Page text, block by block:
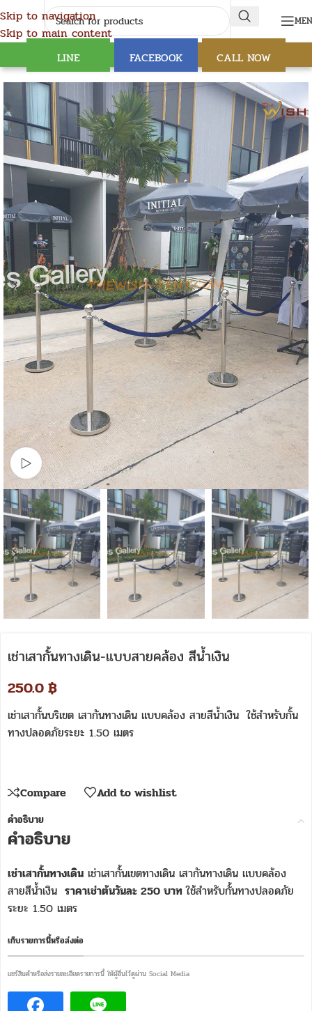
Skip to navigation
Skip to main content
LINE FACEBOOK CALL NOW
Watch video
เช่าเสากั้นทางเดิน-แบบสายคล้อง สีน้ำเงิน
250.0฿
เช่าเสากั้นบริเขต เสากันทางเดิน แบบคล้อง สายสีน้ำเงิน ใช้สำหรับกั้น
ทางปลอดภัยระยะ 1.50 เมตร
Compare Add to wishlist
คำอธิบาย
คำอธิบาย
เช่าเสากั้นทางเดิน เช่าเสากั้นเขตทางเดิน เสากันทางเดิน แบบคล้อง
สายสีน้ำเงิน ราคาเช่าต้นวันละ 250 บาทใช้สำหรับกั้นทางปลอดภัย
ระยะ 1.50 เมตร
เก็บรายการนี้หรือส่งต่อ
แชร์สินค้าหรือส่งรายละเอียดรายการนี้ ให้ผู้อื่นไว้ดูผ่าน Social Media